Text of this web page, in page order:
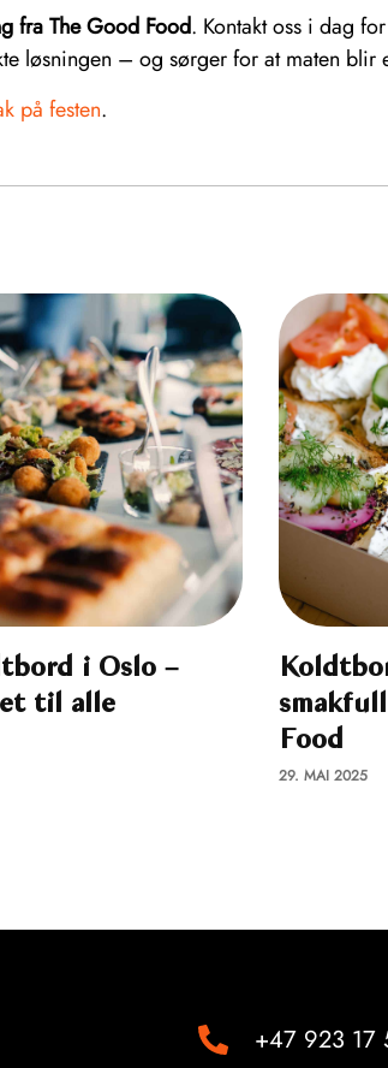
fra The Good Food. Kontakt oss i dag
løsningen – og sørger for at maten blir
på festen.
i Oslo –
til alle
Food
29. MAI 2025
+47 923 17